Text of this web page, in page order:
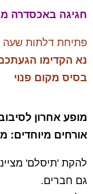
חגיגה באכסדרה
פתיחת דלתות שעה
נא הקדימו
בסיס מקום פנוי
מופע אחרון לסיבוב!
אורחים מיוחדים:
גם חברים.